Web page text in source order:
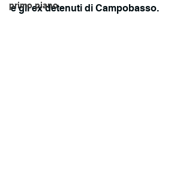
primo piano
e gli ex detenuti di Campobasso.